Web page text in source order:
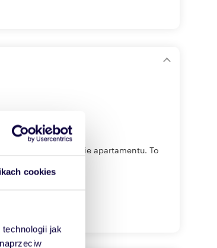
cookies
jak
o standardzie apartamentu. To